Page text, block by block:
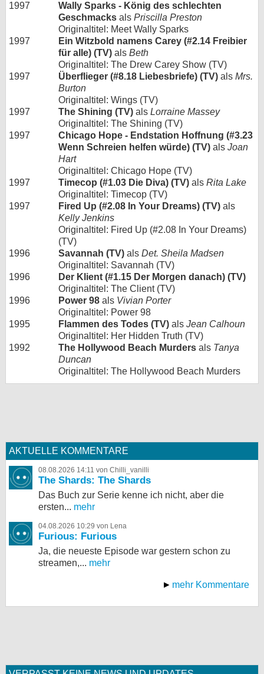
1997
Wally Sparks - König des schlechten
Geschmacks als Priscilla Preston
Originaltitel: Meet Wally Sparks
1997
Ein Witzbold namens Carey (#2.14 Freibier
für alle) (TV) als Beth
Originaltitel: The Drew Carey Show (TV)
1997
Überflieger (#8.18 Liebesbriefe) (TV) als Mrs.
Burton
Originaltitel: Wings (TV)
1997
The Shining (TV) als Lorraine Massey
Originaltitel: The Shining (TV)
1997
Chicago Hope - Endstation Hoffnung (#3.23
Wenn Schreien helfen würde) (TV) als Joan
Hart
Originaltitel: Chicago Hope (TV)
1997
Timecop (#1.03 Die Diva) (TV) als Rita Lake
Originaltitel: Timecop (TV)
1997
Fired Up (#2.08 In Your Dreams) (TV) als
Kelly Jenkins
Originaltitel: Fired Up (#2.08 In Your Dreams)
(TV)
1996
Savannah (TV) als Det. Sheila Madsen
Originaltitel: Savannah (TV)
1996
Der Klient (#1.15 Der Morgen danach) (TV)
Originaltitel: The Client (TV)
1996
Power 98 als Vivian Porter
Originaltitel: Power 98
1995
Flammen des Todes (TV) als Jean Calhoun
Originaltitel: Her Hidden Truth (TV)
1992
The Hollywood Beach Murders als Tanya
Duncan
Originaltitel: The Hollywood Beach Murders
AKTUELLE KOMMENTARE
08.08.2026 14:11 von Chilli_vanilli
The Shards: The Shards
Das Buch zur Serie kenne ich nicht, aber die
ersten... mehr
04.08.2026 10:29 von Lena
Furious: Furious
Ja, die neueste Episode war gestern schon zu
streamen,... mehr
mehr Kommentare